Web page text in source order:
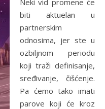
biti aktuelan u
partnerskim
odnosima, jer ste u
ozbiljnom periodu
koji traži definisanje,
sređivanje, čišćenje.
Pa ćemo tako imati
parove koji će kroz